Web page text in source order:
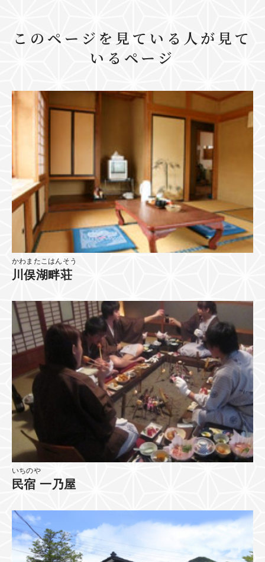
このページを見ている人が見て
いるページ
かわまたこはんそう
川俣湖畔荘
いちのや
民宿 一乃屋